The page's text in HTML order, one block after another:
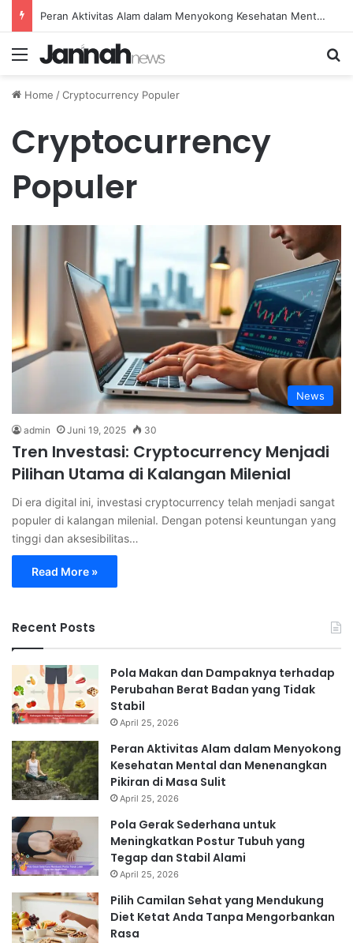
Peran Aktivitas Alam dalam Menyokong Kesehatan Mental dan Menenangkan Pikiran di Masa Sulit
Menu
Home /Cryptocurrency Populer
Cryptocurrency
Populer
News
admin Juni 19, 2025 30
Tren Investasi: Cryptocurrency Menjadi
Pilihan Utama di Kalangan Milenial
Di era digital ini, investasi cryptocurrency telah menjadi sangat
populer di kalangan milenial. Dengan potensi keuntungan yang
tinggi dan aksesibilitas…
Read More »
Recent Posts
Pola Makan dan Dampaknya terhadap
Perubahan Berat Badan yang Tidak
Stabil
April 25, 2026
Peran Aktivitas Alam dalam Menyokong
Kesehatan Mental dan Menenangkan
Pikiran di Masa Sulit
April 25, 2026
Pola Gerak Sederhana untuk
Meningkatkan Postur Tubuh yang
Tegap dan Stabil Alami
April 25, 2026
Pilih Camilan Sehat yang Mendukung
Diet Ketat Anda Tanpa Mengorbankan
Rasa